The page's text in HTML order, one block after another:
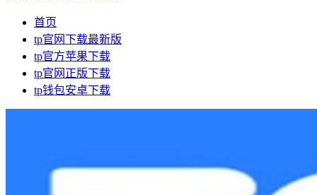
首页
tp官网下载最新版
tp官方苹果下载
tp官网正版下载
tp钱包安卓下载